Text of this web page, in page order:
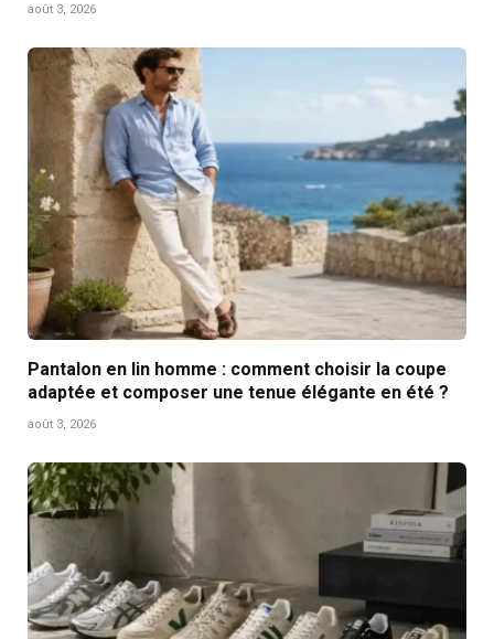
août 3, 2026
Pantalon en lin homme : comment choisir la coupe
adaptée et composer une tenue élégante en été ?
août 3, 2026